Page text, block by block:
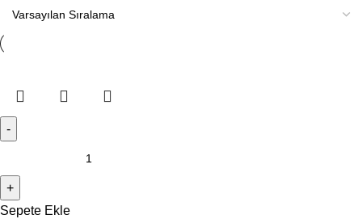
Sepete Ekle